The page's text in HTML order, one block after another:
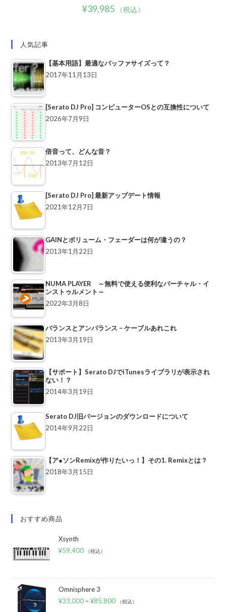
¥39,985 （税込）
人気記事
【基本用語】最適なバッファサイズって？
2017年11月13日
[Serato DJ Pro] コンピューターOSとの互換性について
2026年7月9日
倍音って、どんな音？
2013年7月12日
[Serato DJ Pro] 最新アップデート情報
2021年12月7日
GAINとボリューム・フェーダーは何が違うの？
2013年1月22日
NUMA PLAYER ～無料で使える便利なバーチャル・イ
ンストゥルメント～
2022年3月8日
バランスとアンバランス – ケーブルあれこれ
2013年3月19日
【サポート】Serato DJでiTunesライブラリが表示され
ない！？
2014年3月19日
Serato DJ旧バージョンのダウンロードについて
2014年9月22日
【ア●ソンRemixが作りたいっ！】その1. Remixとは？
2018年3月15日
おすすめ商品
Xsynth
¥59,400 （税込）
Omnisphere 3
¥33,000 –¥85,800 （税込）